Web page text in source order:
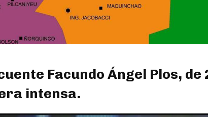
Facundo Ángel Plos, de
intensa.